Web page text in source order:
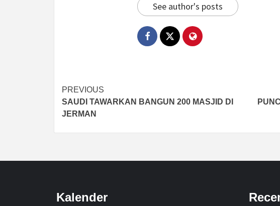
See author's posts
Post
navigation
PREVIOUS
SAUDI TAWARKAN BANGUN 200 MASJID DI
JERMAN
Kalender